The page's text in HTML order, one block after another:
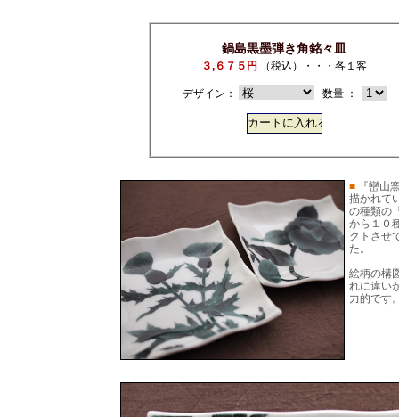
鍋島黒墨弾き角銘々皿
３,６７５円 （税込）・・・各１客
デザイン： 数量 ：
■ 『巒山
描かれて
の種類の
から１０
クトさせ
た。
絵柄の構
れに違い
力的です